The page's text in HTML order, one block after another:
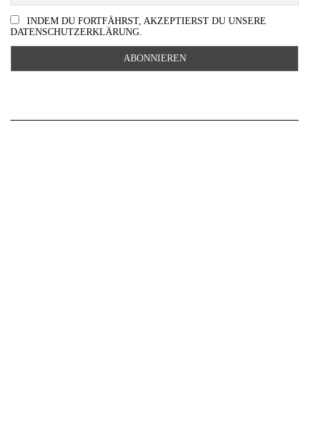
INDEM DU FORTFÄHRST, AKZEPTIERST DU UNSERE
DATENSCHUTZERKLÄRUNG.